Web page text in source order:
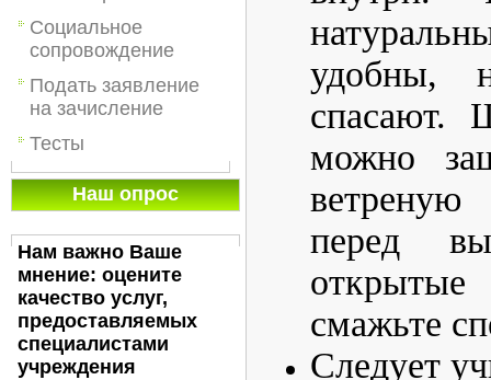
Социальное
сопровождение
Подать заявление
на зачисление
Тесты
Наш опрос
Нам важно Ваше
мнение: оцените
качество услуг,
предоставляемых
специалистами
учреждения
удобны,
спасают.
можно
перед
смажьте
Следует